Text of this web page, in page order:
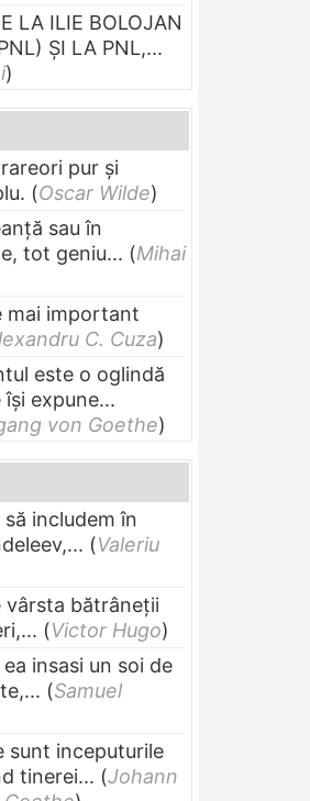
LA ILIE BOLOJAN
ŞI LA PNL,...
)
pur și
(Oscar Wilde)
sau în
tot geniu... (Mihai
mai important
C. Cuza)
este o oglindă
expune...
von Goethe)
includem în
(Valeriu
vârsta bătrâneții
(Victor Hugo)
insasi un soi de
(Samuel
sunt inceputurile
tinerei... (Johann